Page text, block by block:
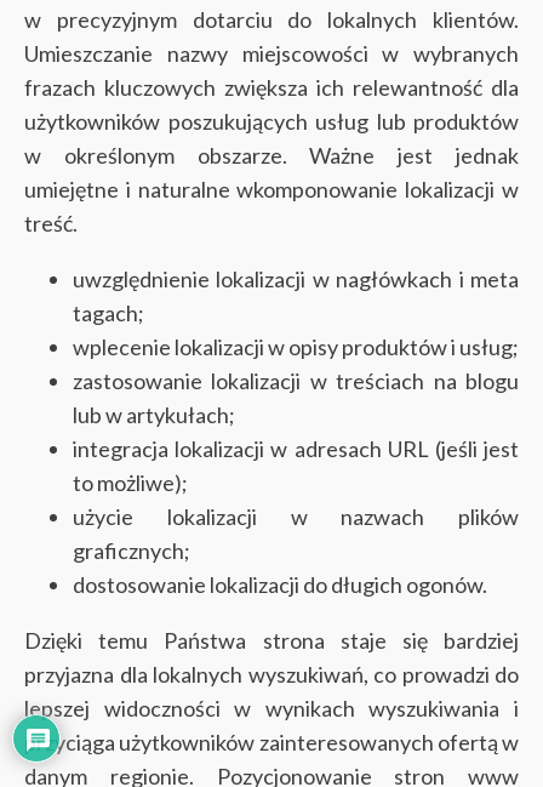
w precyzyjnym dotarciu do lokalnych klientów.
Umieszczanie nazwy miejscowości w wybranych
frazach kluczowych zwiększa ich relewantność dla
użytkowników poszukujących usług lub produktów
w określonym obszarze. Ważne jest jednak
umiejętne i naturalne wkomponowanie lokalizacji w
treść.
uwzględnienie lokalizacji w nagłówkach i meta
tagach;
wplecenie lokalizacji w opisy produktów i usług;
zastosowanie lokalizacji w treściach na blogu
lub w artykułach;
integracja lokalizacji w adresach URL (jeśli jest
to możliwe);
użycie lokalizacji w nazwach plików
graficznych;
dostosowanie lokalizacji do długich ogonów.
Dzięki temu Państwa strona staje się bardziej
przyjazna dla lokalnych wyszukiwań, co prowadzi do
lepszej widoczności w wynikach wyszukiwania i
przyciąga użytkowników zainteresowanych ofertą w
danym regionie. Pozycjonowanie stron www